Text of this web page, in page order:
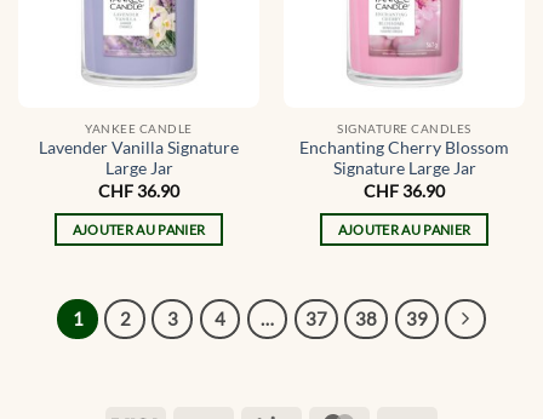
YANKEE CANDLE
Lavender Vanilla Signature
Large Jar
CHF36.90
AJOUTER AU PANIER
SIGNATURE CANDLES
Enchanting Cherry Blossom
Signature Large Jar
CHF36.90
AJOUTER AU PANIER
1 2 3 4 … 37 38 39